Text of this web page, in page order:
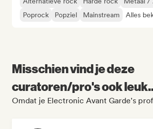
Poprock
Popziel Mainstream Alles
Misschien vind je deze
curatoren/pro's ook
Omdat je Electronic Avant Garde's